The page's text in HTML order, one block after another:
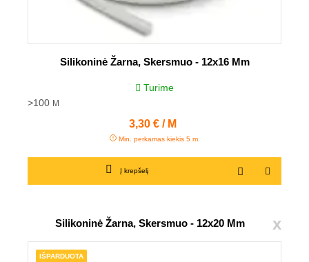
Silikoninė Žarna, Skersmuo - 12x16 Mm
Turime
>100 M
Kaina
3,30 € / M
Min. perkamas kiekis 5 m.
Į krepšelį
x
Silikoninė Žarna, Skersmuo - 12x20 Mm
IŠPARDUOTA